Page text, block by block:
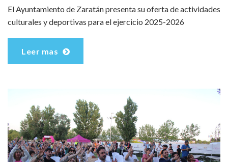
El Ayuntamiento de Zaratán presenta su oferta de actividades
culturales y deportivas para el ejercicio 2025-2026
Leer mas